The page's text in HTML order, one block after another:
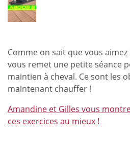
Comme on sait que vous
vous remet une petite séance
maintien à cheval. Ce sont les
maintenant chauffer !
Amandine et Gilles vous
ces exercices au mieux !